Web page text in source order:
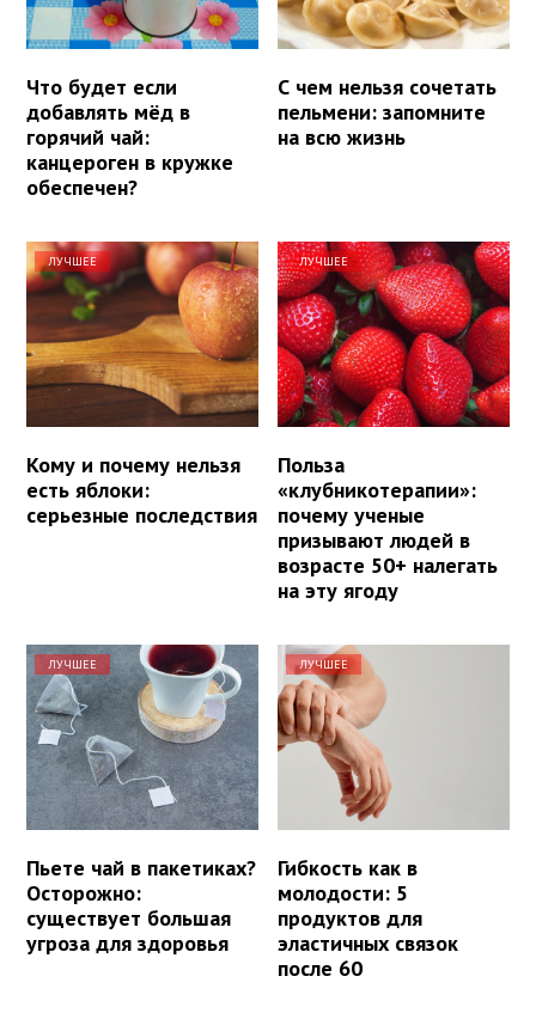
Что будет если
добавлять мёд в
горячий чай:
канцероген в кружке
обеспечен?
С чем нельзя сочетать
пельмени: запомните
на всю жизнь
ЛУЧШЕЕ
Кому и почему нельзя
есть яблоки:
серьезные последствия
ЛУЧШЕЕ
Польза
«клубникотерапии»:
почему ученые
призывают людей в
возрасте 50+ налегать
на эту ягоду
ЛУЧШЕЕ
Пьете чай в пакетиках?
Осторожно:
существует большая
угроза для здоровья
ЛУЧШЕЕ
Гибкость как в
молодости: 5
продуктов для
эластичных связок
после 60